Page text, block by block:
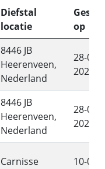
Diefstal
locatie
op
8446 JB
Heerenveen,
Nederland
28-07-
2026
8446 JB
Heerenveen,
Nederland
28-07-
2026
Carnisse
10-07-